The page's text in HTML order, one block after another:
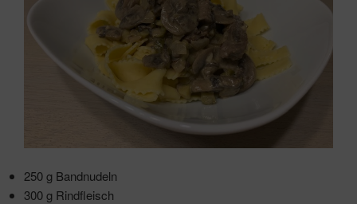
250 g Bandnudeln
300 g Rindfleisch